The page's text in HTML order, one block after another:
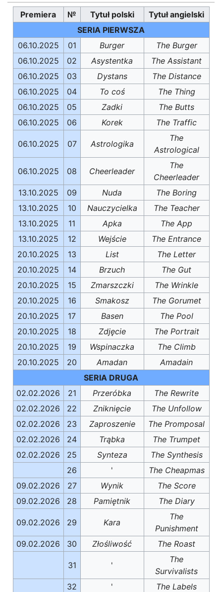
Premiera № Tytuł polski
Tytuł angielski
SERIA PIERWSZA
06.10.2025
01 Burger
The Burger
06.10.2025
02 Asystentka
The Assistant
06.10.2025
03 Dystans
The Distance
06.10.2025
04 To coś
The Thing
06.10.2025
05 Zadki
The Butts
06.10.2025
06 Korek The Traffic
06.10.2025 07 Astrologika
The
Astrological
06.10.2025 08 Cheerleader
The
Cheerleader
13.10.2025
09 Nuda
The Boring
13.10.2025
10 Nauczycielka
The Teacher
13.10.2025
11 Apka
The App
13.10.2025
12 Wejście
The Entrance
20.10.2025
13 List
The Letter
20.10.2025
14 Brzuch
The Gut
20.10.2025
15 Zmarszczki
The Wrinkle
20.10.2025
16 Smakosz
The Gorumet
20.10.2025
17 Basen
The Pool
20.10.2025
18 Zdjęcie
The Portrait
20.10.2025
19 Wspinaczka
The Climb
20.10.2025
20 Amadan
Amadain
SERIA DRUGA
02.02.2026
21 Przeróbka
The Rewrite
02.02.2026
22 Zniknięcie
The Unfollow
02.02.2026
23 Zaproszenie
The Promposal
02.02.2026
24 Trąbka
The Trumpet
02.02.2026
25 Synteza
The Synthesis
26
'
The Cheapmas
09.02.2026
27 Wynik
The Score
09.02.2026
28 Pamiętnik The Diary
09.02.2026 29 Kara
The
Punishment
09.02.2026
30 Złośliwość The Roast
31 '
The
Survivalists
32
'
The Labels